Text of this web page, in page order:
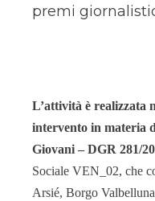
premi
L’attività è realizzata
intervento in materia
Giovani – DGR 281/
Sociale VEN_02, che
Arsié, Borgo